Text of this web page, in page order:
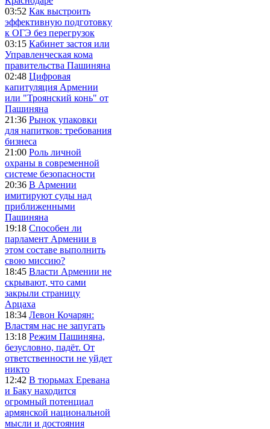
03:52 Как выстроить
эффективную подготовку
к ОГЭ без перегрузок
03:15 Кабинет застоя или
Управленческая кома
правительства Пашиняна
02:48 Цифровая
капитуляция Армении
или "Троянский конь" от
Пашиняна
21:36 Рынок упаковки
для напитков: требования
бизнеса
21:00 Роль личной
охраны в современной
системе безопасности
20:36 В Армении
имитируют суды над
приближенными
Пашиняна
19:18 Способен ли
парламент Армении в
этом составе выполнить
свою миссию?
18:45 Власти Армении не
скрывают, что сами
закрыли страницу
Арцаха
18:34 Левон Кочарян:
Властям нас не запугать
13:18 Режим Пашиняна,
безусловно, падёт. От
ответственности не уйдет
никто
12:42 В тюрьмах Еревана
и Баку находится
огромный потенциал
армянской национальной
мысли и достояния